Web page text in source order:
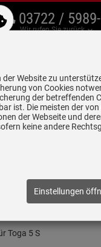
03722 /
Wir rufen Sie zurück
auf
Produkte
Edelstahl
und Bewertung schreiben
Toga 5 S
Website zu
von Cookies
der betreffenden
ist. Die meisten der
der Webseite und
keine andere
Einstellungen